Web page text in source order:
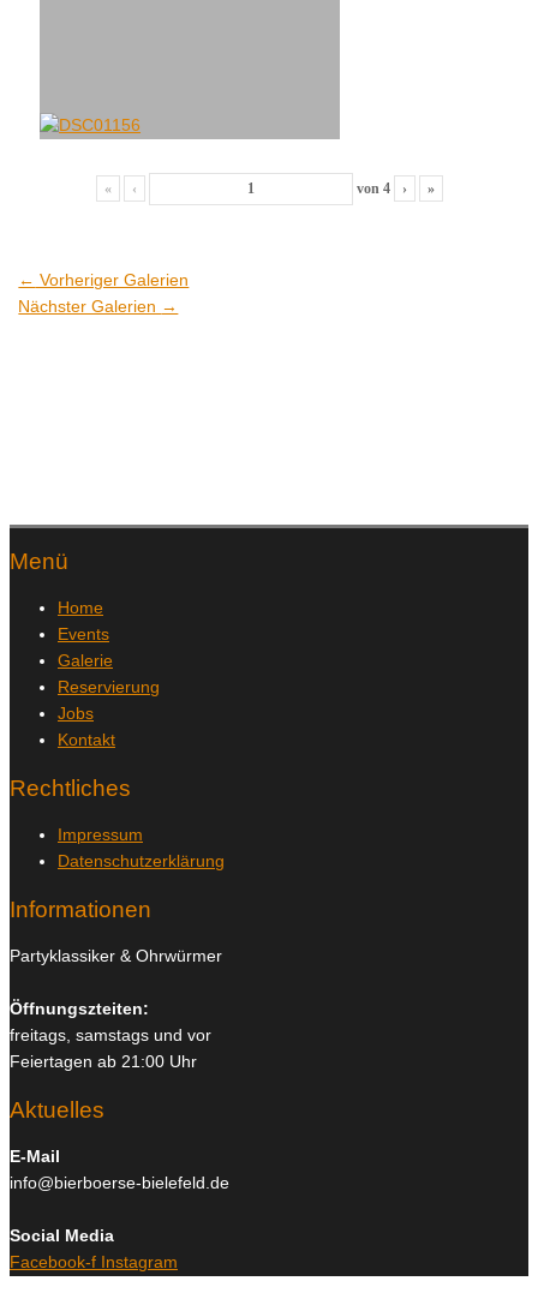
« ‹ von 4 › »
← Vorheriger Galerien
Nächster Galerien →
Menü
Home
Events
Galerie
Reservierung
Jobs
Kontakt
Rechtliches
Impressum
Datenschutzerklärung
Informationen
Partyklassiker & Ohrwürmer
Öffnungszteiten:
freitags, samstags und vor
Feiertagen ab 21:00 Uhr
Aktuelles
E-Mail
info@bierboerse-bielefeld.de
Social Media
Facebook-f Instagram